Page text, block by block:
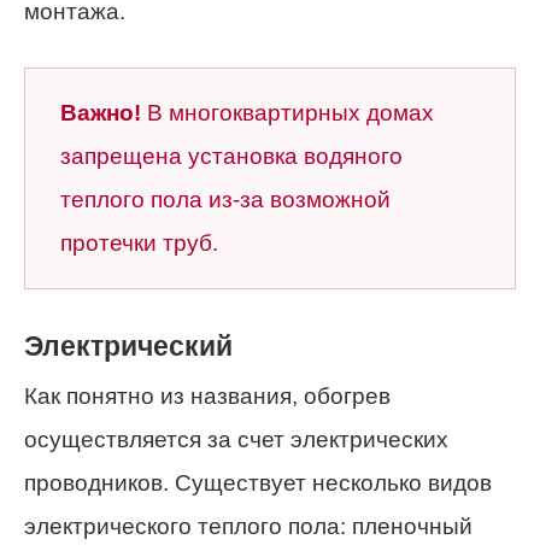
монтажа.
Важно! В многоквартирных домах
запрещена установка водяного
теплого пола из-за возможной
протечки труб.
Электрический
Как понятно из названия, обогрев
осуществляется за счет электрических
проводников. Существует несколько видов
электрического теплого пола: пленочный